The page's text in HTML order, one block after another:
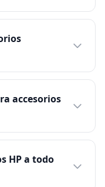
accesorios
HP a todo